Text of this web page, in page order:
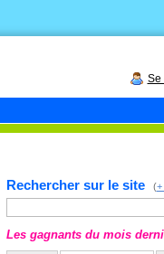
Se
Rechercher sur le site (+
Les gagnants du mois